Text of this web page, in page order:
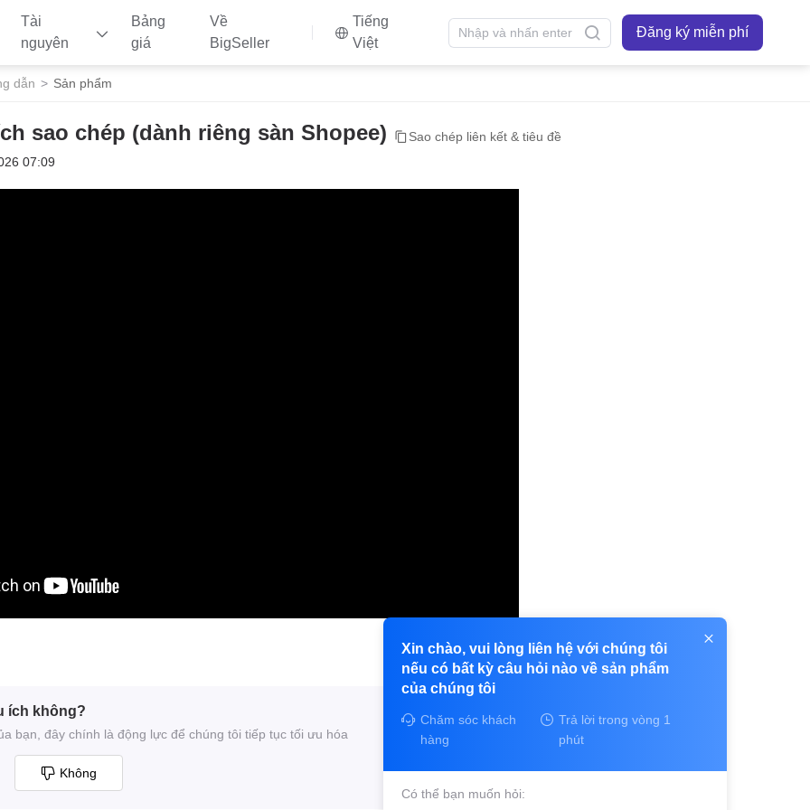
Tài
nguyên
Bảng
giá
Về
BigSeller
Tiếng
Việt
Đăng ký miễn phí
dẫn Sản phẩm
sao chép (dành riêng sàn Shopee)
Sao chép liên kết & tiêu đề
07:09
ích không?
bạn, đây chính là động lực để chúng tôi tiếp tục tối ưu hóa
Không
Xin chào, vui lòng liên hệ với chúng tôi
nếu có bất kỳ câu hỏi nào về sản phẩm
của chúng tôi
Chăm sóc khách
hàng
Trả lời trong vòng 1
phút
Có thể bạn muốn hỏi: